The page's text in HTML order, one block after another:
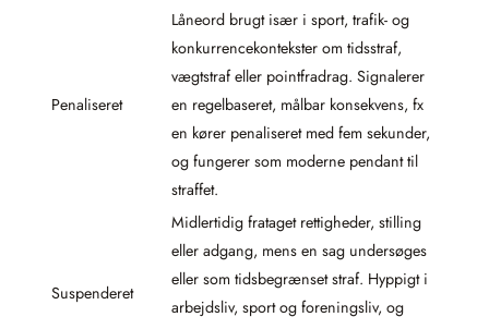
Penaliseret
Låneord brugt især i sport, trafik- og
konkurrencekontekster om tidsstraf,
vægtstraf eller pointfradrag. Signalerer
en regelbaseret, målbar konsekvens, fx
en kører penaliseret med fem sekunder,
og fungerer som moderne pendant til
straffet.
Suspenderet
Midlertidig frataget rettigheder, stilling
eller adgang, mens en sag undersøges
eller som tidsbegrænset straf. Hyppigt i
arbejdsliv, sport og foreningsliv, og